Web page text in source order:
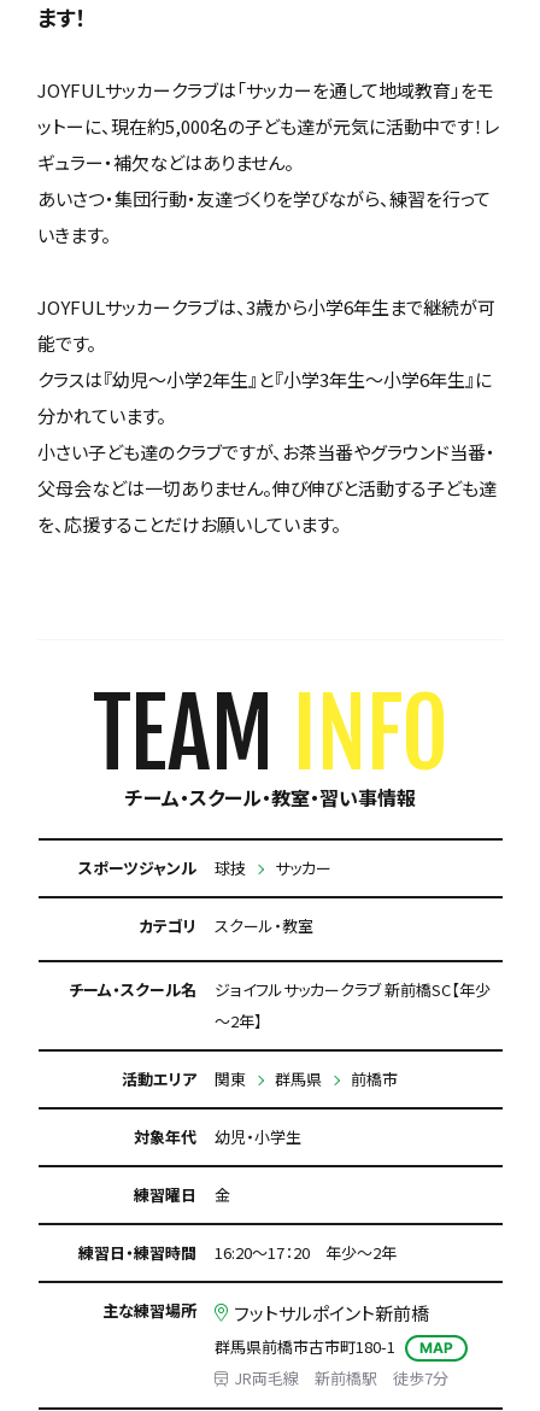
ます！
JOYFULサッカークラブは「サッカーを通して地域教育」をモ
ットーに、現在約5,000名の子ども達が元気に活動中です！レ
ギュラー・補欠などはありません。
あいさつ・集団行動・友達づくりを学びながら、練習を行って
いきます。
JOYFULサッカークラブは、3歳から小学6年生まで継続が可
能です。
クラスは『幼児～小学2年生』と『小学3年生～小学6年生』に
分かれています。
小さい子ども達のクラブですが、お茶当番やグラウンド当番・
父母会などは一切ありません。伸び伸びと活動する子ども達
を、応援することだけお願いしています。
TEAM INFO
チーム・スクール・教室・習い事情報
スポーツジャンル 球技 サッカー
カテゴリ スクール・教室
チーム・スクール名
ジョイフルサッカークラブ 新前橋SC【年少
～2年】
活動エリア 関東 群馬県 前橋市
対象年代 幼児・小学生
練習曜日 金
練習日・練習時間 16:20～17：20 年少～2年
主な練習場所 フットサルポイント新前橋
群馬県前橋市古市町180-1 MAP
JR両毛線 新前橋駅 徒歩7分